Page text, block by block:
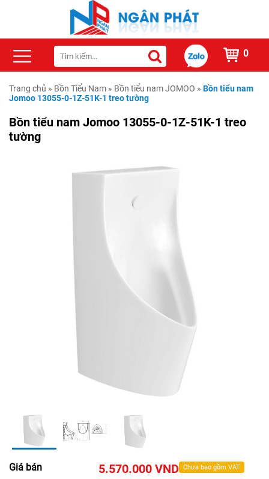
0
Trang chủ » Bồn Tiểu Nam » Bồn tiểu nam JOMOO » Bồn tiểu nam
Jomoo 13055-0-1Z-51K-1 treo tường
Bồn tiểu nam Jomoo 13055-0-1Z-51K-1 treo
tường
Giá bán 5.570.000 VND Chưa bao gồm VAT